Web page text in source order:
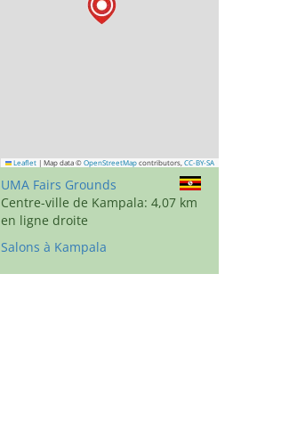
Leaflet | Map data © OpenStreetMap contributors, CC-BY-SA
UMA Fairs Grounds
Centre-ville de Kampala: 4,07 km
en ligne droite
Salons à Kampala